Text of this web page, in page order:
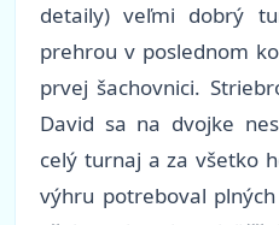
detaily) veľmi dobrý
prehrou v poslednom
prvej šachovnici.
David sa na dvojke
celý turnaj a za všetko
výhru potreboval